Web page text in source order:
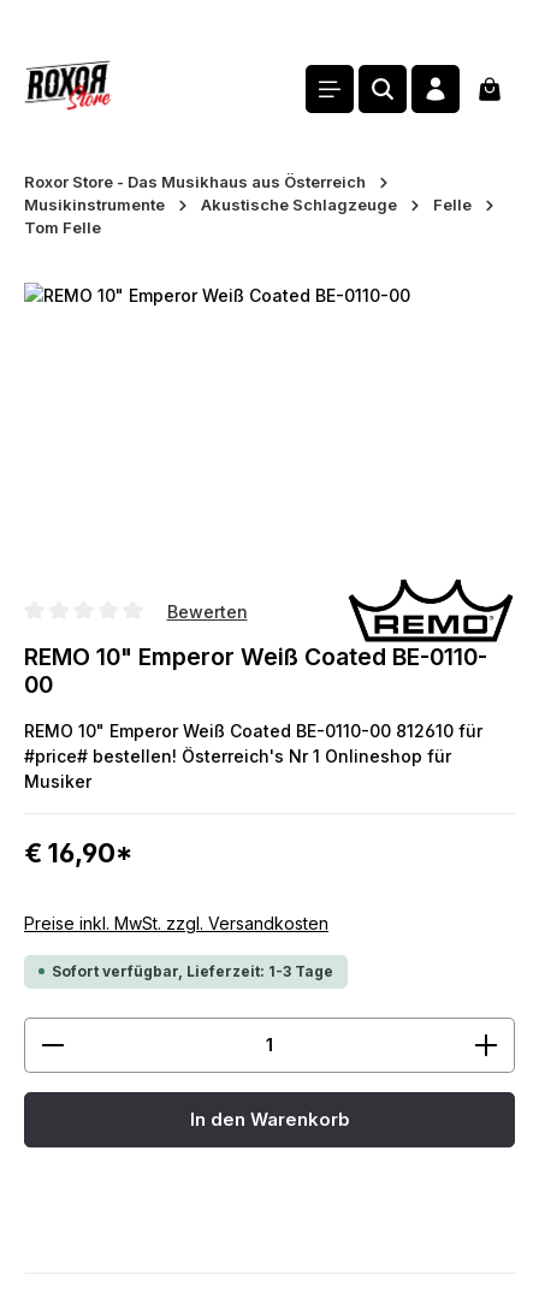
Roxor Store - Das Musikhaus aus Österreich
Musikinstrumente
Akustische Schlagzeuge
Felle
Tom Felle
Bildergalerie überspringen
Durchschnittliche Bewertung von 0 von 5 Sternen
Bewerten
REMO 10" Emperor Weiß Coated BE-0110-
00
REMO 10" Emperor Weiß Coated BE-0110-00 812610 für
#price# bestellen! Österreich's Nr 1 Onlineshop für
Musiker
€ 16,90*
Preise inkl. MwSt. zzgl. Versandkosten
Sofort verfügbar, Lieferzeit: 1-3 Tage
Produkt Anzahl: Gib den gewünschten Wert ein
In den Warenkorb